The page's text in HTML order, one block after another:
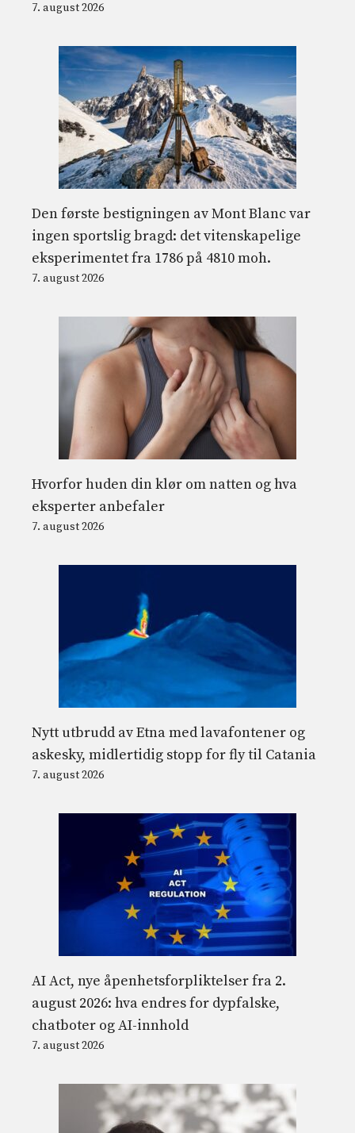
7. august 2026
Den første bestigningen av Mont Blanc var
ingen sportslig bragd: det vitenskapelige
eksperimentet fra 1786 på 4810 moh.
7. august 2026
Hvorfor huden din klør om natten og hva
eksperter anbefaler
7. august 2026
Nytt utbrudd av Etna med lavafontener og
askesky, midlertidig stopp for fly til Catania
7. august 2026
AI Act, nye åpenhetsforpliktelser fra 2.
august 2026: hva endres for dypfalske,
chatboter og AI-innhold
7. august 2026